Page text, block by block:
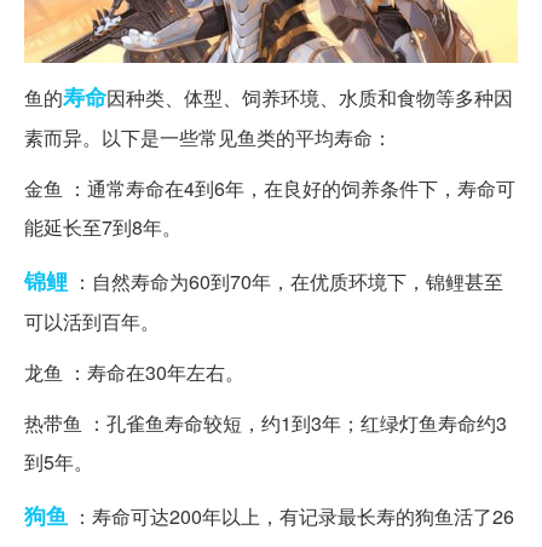
鱼的寿命因种类、体型、饲养环境、水质和食物等多种因
素而异。以下是一些常见鱼类的平均寿命：
金鱼 ：通常寿命在4到6年，在良好的饲养条件下，寿命可
能延长至7到8年。
锦鲤 ：自然寿命为60到70年，在优质环境下，锦鲤甚至
可以活到百年。
龙鱼 ：寿命在30年左右。
热带鱼 ：孔雀鱼寿命较短，约1到3年；红绿灯鱼寿命约3
到5年。
狗鱼 ：寿命可达200年以上，有记录最长寿的狗鱼活了26